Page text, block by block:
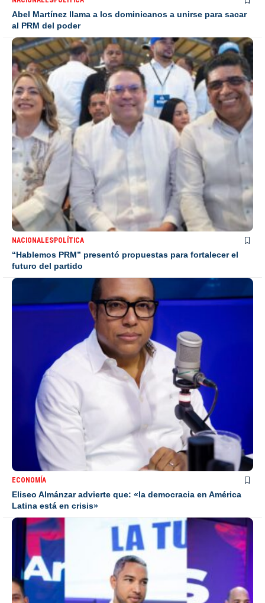
Abel Martínez llama a los dominicanos a unirse para sacar
al PRM del poder
NACIONALESPOLÍTICA
“Hablemos PRM” presentó propuestas para fortalecer el
futuro del partido
ECONOMÍA
Eliseo Almánzar advierte que: «la democracia en América
Latina está en crisis»